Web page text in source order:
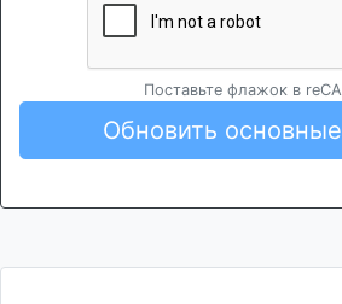
Поставьте флажок в
Обновить